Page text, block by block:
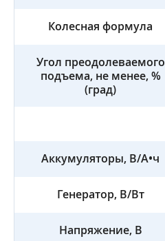
Колесная формула
Угол преодолеваемого
подъема, не менее, %
(град)
Аккумуляторы, В/А•ч
Генератор, В/Вт
Напряжение, B